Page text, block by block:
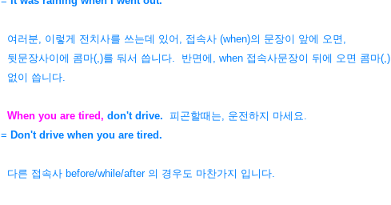
여러분, 이렇게 전치사를 쓰는데 있어, 접속사 (when)의 문장이 앞에 오면,
뒷문장사이에 콤마(,)를 둬서 씁니다. 반면에, when 접속사문장이 뒤에 오면 콤마(,)
없이 씁니다.
When you are tired, don't drive. 피곤할때는, 운전하지 마세요.
= Don't drive when you are tired.
다른 접속사 before/while/after 의 경우도 마찬가지 입니다.